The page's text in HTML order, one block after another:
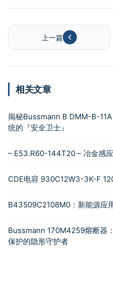
上一篇
相关文章
揭秘Bussmann B DMM-B-
统的『安全卫士』
– E53.R60-144T20 – 冶金感
CDE电容 930C12W3-3K-F
B43509C2108M0：新能源应
Bussmann 170M4259熔断器
保护的隐形守护者